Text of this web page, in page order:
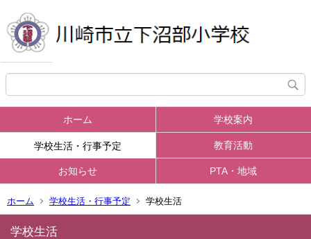
ホーム 学校案内
学校生活・行事予定 教育活動
お知らせ PTA・地域
ホーム 学校生活・行事予定 学校生活
学校生活